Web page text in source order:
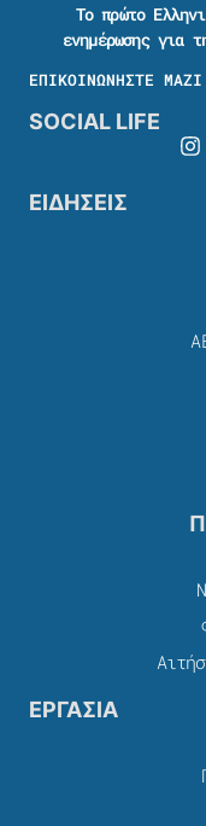
Το πρώτο
ενημέρωσης για
ΕΠΙΚΟΙΝΩΝΗΣΤΕ
SOCIAL LIFE
ΕΙΔΗΣΕΙΣ
ΕΡΓΑΣΙΑ